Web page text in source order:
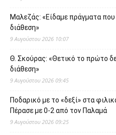
Μαλεζάς: «Είδαμε πράγματα
διάθεση»
9 Αυγούστου 2026 10:07
Θ. Σκούρας: «Θετικό το πρώτο
διάθεση»
9 Αυγούστου 2026 09:45
Ποδαρικό με το «δεξί» στα
Πέρασε με 0-2 από τον Παλαμά
9 Αυγούστου 2026 09:25